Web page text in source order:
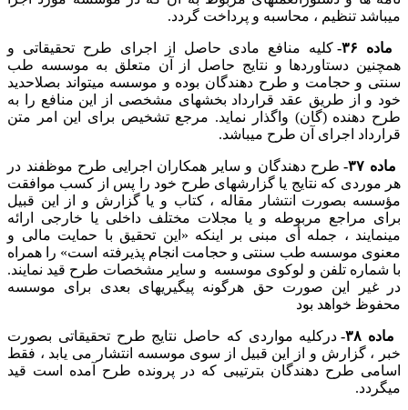
میباشد تنظیم ، محاسبه و پرداخت گردد.
ماده ۳۶-
کلیه منافع مادی حاصل از اجرای طرح تحقیقاتی و
همچنین دستاوردها و نتایج حاصل از آن متعلق به موسسه طب
سنتی و حجامت و طرح دهندگان بوده و موسسه میتواند بصلاحدید
خود و از طریق عقد قرارداد بخشهای مشخصی از این منافع را به
طرح دهنده (گان) واگذار نماید. مرجع تشخیص برای این امر متن
قرارداد اجرای آن طرح میباشد.
ماده ۳۷-
طرح دهندگان و سایر همکاران اجرایی طرح موظفند در
هر موردی که نتایج یا گزارشهای طرح خود را پس از کسب موافقت
مؤسسه بصورت انتشار مقاله ، کتاب و یا گزارش و از این قبیل
برای مراجع مربوطه و یا مجلات مختلف داخلی یا خارجی ارائه
مینمایند ، جمله أی مبنی بر اینکه «این تحقیق با حمایت مالی و
معنوی موسسه طب سنتی و حجامت انجام پذیرفته است» را همراه
با شماره تلفن و لوکوی موسسه و سایر مشخصات طرح قید نمایند.
در غیر این صورت حق هرگونه پیگیریهای بعدی برای موسسه
محفوظ خواهد بود
ماده ۳۸-
درکلیه مواردی که حاصل نتایج طرح تحقیقاتی بصورت
خبر ، گزارش و از این قبیل از سوی موسسه انتشار می یابد ، فقط
اسامی طرح دهندگان بترتیبی که در پرونده طرح آمده است قید
میگردد.